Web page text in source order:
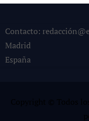
Contacto:
Madrid
España